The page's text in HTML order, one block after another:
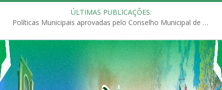
ÚLTIMAS PUBLICAÇÕES:
Políticas Municipais aprovadas pelo Conselho Municipal de Educação (CME)